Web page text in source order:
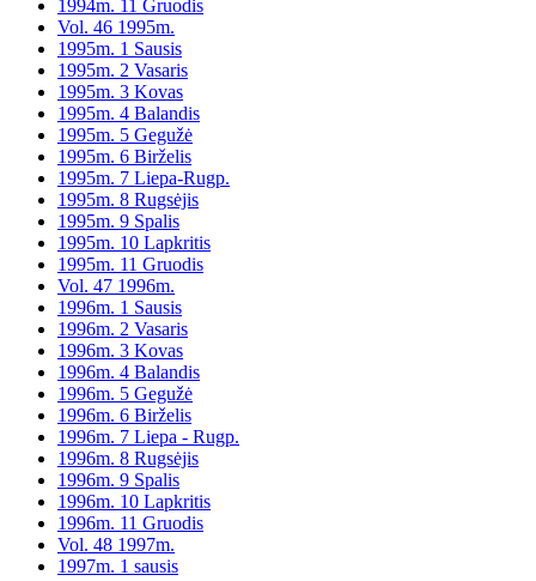
1994m. 11 Gruodis
Vol. 46 1995m.
1995m. 1 Sausis
1995m. 2 Vasaris
1995m. 3 Kovas
1995m. 4 Balandis
1995m. 5 Gegužė
1995m. 6 Birželis
1995m. 7 Liepa-Rugp.
1995m. 8 Rugsėjis
1995m. 9 Spalis
1995m. 10 Lapkritis
1995m. 11 Gruodis
Vol. 47 1996m.
1996m. 1 Sausis
1996m. 2 Vasaris
1996m. 3 Kovas
1996m. 4 Balandis
1996m. 5 Gegužė
1996m. 6 Birželis
1996m. 7 Liepa - Rugp.
1996m. 8 Rugsėjis
1996m. 9 Spalis
1996m. 10 Lapkritis
1996m. 11 Gruodis
Vol. 48 1997m.
1997m. 1 sausis